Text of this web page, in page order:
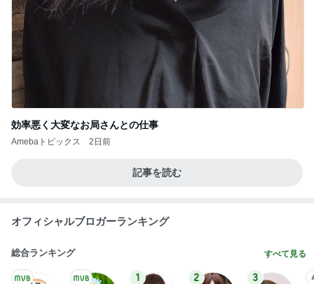
効率悪く大変なお局さんとの仕事
Amebaトピックス 2日前
記事を読む
オフィシャルブロガーランキング
総合ランキング すべて見る
1 2 3